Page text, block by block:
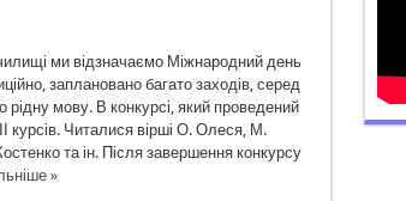
ми відзначаємо Міжнародний день
заплановано багато заходів, серед
рідну мову. В конкурсі, який проведений
курсів. Читалися вірші О. Олеся, М.
та ін. Після завершення конкурсу
»